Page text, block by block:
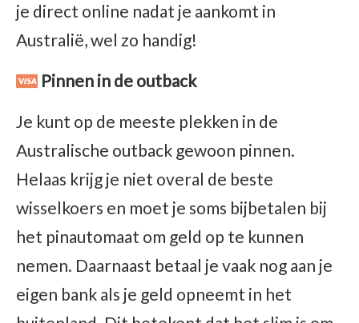
je direct online nadat je aankomt in
Australië, wel zo handig!
Pinnen in de outback
Je kunt op de meeste plekken in de
Australische outback gewoon pinnen.
Helaas krijg je niet overal de beste
wisselkoers en moet je soms bijbetalen bij
het pinautomaat om geld op te kunnen
nemen. Daarnaast betaal je vaak nog aan je
eigen bank als je geld opneemt in het